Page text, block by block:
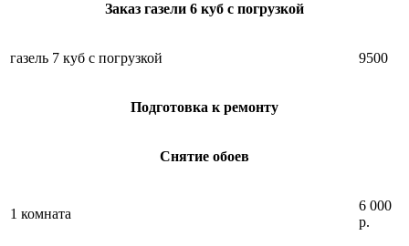
Заказ газели 6 куб с погрузкой
газель 7 куб с погрузкой 9500
Подготовка к ремонту
Снятие обоев
1 комната
6 000
р.